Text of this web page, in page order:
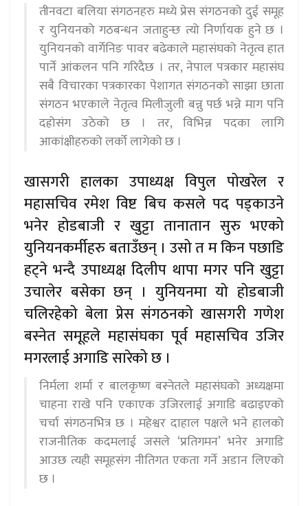
तीनवटा बलिया संगठनहरु मध्ये प्रेस संगठनको दुई समूह
र युनियनको गठबन्धन जताहुन्छ त्यो निर्णायक हुने छ ।
युनियनको वार्गेनिङ पावर बढेकाले महासंघको नेतृत्व हात
पार्ने आंकलन पनि गरिदैछ । तर, नेपाल पत्रकार महासंघ
सबै विचारका पत्रकारका पेशागत संगठनको साझा छाता
संगठन भएकाले नेतृत्व मिलीजुली बन्नु पर्छ भन्ने माग पनि
दह्रोसंग उठेको छ । तर, विभिन्न पदका लागि
आकांक्षीहरुको लर्को लागेको छ ।
खासगरी हालका उपाध्यक्ष विपुल पोखरेल र
महासचिव रमेश विष्ट बिच कसले पद पड्काउने
भनेर होडबाजी र खुट्टा तानातान सुरु भएको
युनियनकर्मीहरु बताउँछन् । उसो त म किन पछाडि
हट्ने भन्दै उपाध्यक्ष दिलीप थापा मगर पनि खुट्टा
उचालेर बसेका छन् । युनियनमा यो होडबाजी
चलिरहेको बेला प्रेस संगठनको खासगरी गणेश
बस्नेत समूहले महासंघका पूर्व महासचिव उजिर
मगरलाई अगाडि सारेको छ ।
निर्मला शर्मा र बालकृष्ण बस्नेतले महासंघको अध्यक्षमा
चाहना राखे पनि एकाएक उजिरलाई अगाडि बढाइएको
चर्चा संगठनभित्र छ । महेश्वर दाहाल पक्षले भने हालको
राजनीतिक कदमलाई जसले ‘प्रतिगमन’ भनेर अगाडि
आउछ त्यही समूहसंग नीतिगत एकता गर्ने अडान लिएको
छ ।